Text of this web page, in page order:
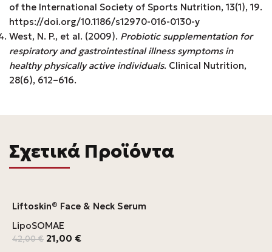
of the International Society of Sports Nutrition, 13(1), 19.
https://doi.org/10.1186/s12970-016-0130-y
West, N. P., et al. (2009). Probiotic supplementation for
respiratory and gastrointestinal illness symptoms in
healthy physically active individuals. Clinical Nutrition,
28(6), 612–616.
Σχετικά Προϊόντα
Liftoskin® Face & Neck Serum
LipoSOMAE
42,00€ 21,00 €